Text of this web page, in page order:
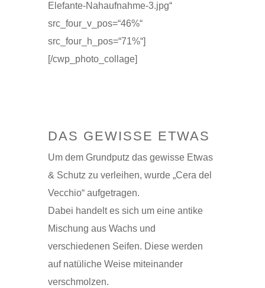
Elefante-Nahaufnahme-3.jpg“
src_four_v_pos=“46%“
src_four_h_pos=“71%“]
[/cwp_photo_collage]
DAS GEWISSE ETWAS
Um dem Grundputz das gewisse Etwas
& Schutz zu verleihen, wurde „Cera del
Vecchio“ aufgetragen.
Dabei handelt es sich um eine antike
Mischung aus Wachs und
verschiedenen Seifen. Diese werden
auf natüliche Weise miteinander
verschmolzen.